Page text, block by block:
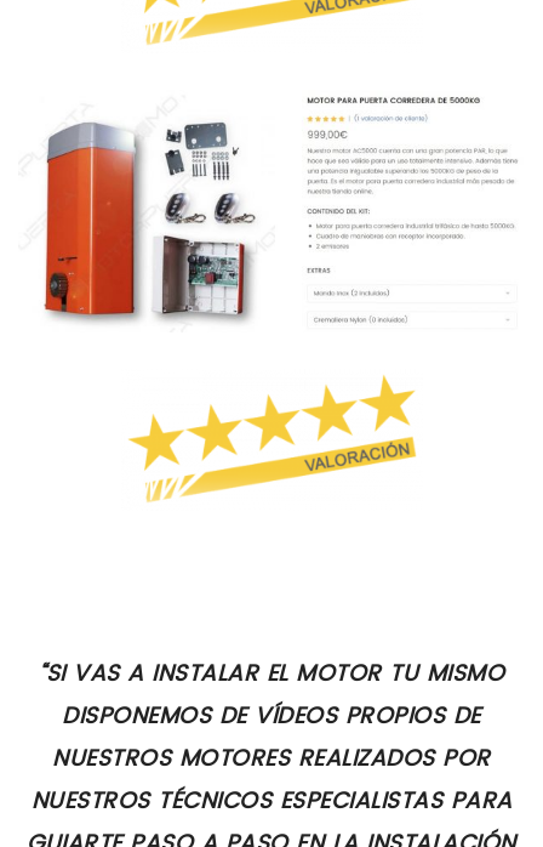
“SI VAS A INSTALAR EL MOTOR TU MISMO
DISPONEMOS DE VÍDEOS PROPIOS DE
NUESTROS MOTORES REALIZADOS POR
NUESTROS TÉCNICOS ESPECIALISTAS PARA